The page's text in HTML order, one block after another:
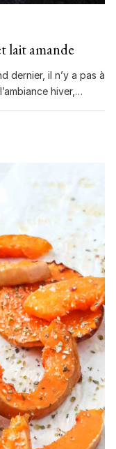
lait amande
dernier, il n’y a pas à
hiver,…